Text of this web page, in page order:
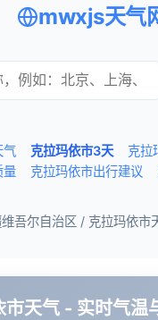
mwxjs天气
气 克拉玛依市3天
克拉
量
克拉玛依市出行建议
吾尔自治区 / 克拉玛依市
市天气 - 实时气温